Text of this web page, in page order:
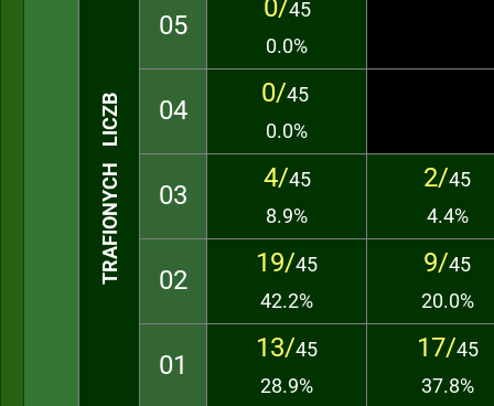
TRAFIONYCH LICZB
05
0/45
0.0%
04
0/45
0.0%
03
4/45
8.9%
2/45
4.4%
02
19/45
42.2%
9/45
20.0%
01
13/45
28.9%
17/45
37.8%